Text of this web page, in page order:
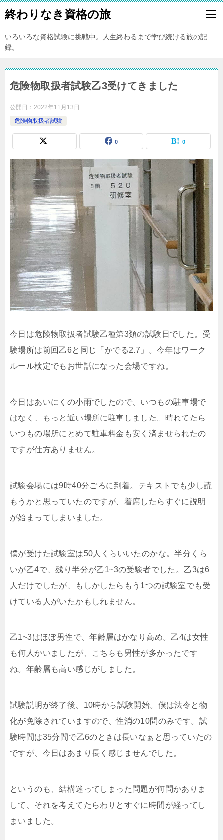
終わりなき資格の旅
いろいろな資格試験に挑戦中。人生終わるまで学び続ける旅の記
録。
危険物取扱者試験乙3受けてきました
公開日： 2022年11月13日
危険物取扱者試験
0 0
今日は危険物取扱者試験乙種第3類の試験日でした。受
験場所は前回乙6と同じ「かでる2.7」。今年はワーク
ルール検定でもお世話になった会場ですね。
今日はあいにくの小雨でしたので、いつもの駐車場で
はなく、もっと近い場所に駐車しました。晴れてたら
いつもの場所にとめて駐車料金も安く済ませられたの
ですが仕方ありません。
試験会場には9時40分ごろに到着。テキストでも少し読
もうかと思っていたのですが、着席したらすぐに説明
が始まってしまいました。
僕が受けた試験室は50人くらいいたのかな。半分くら
いが乙4で、残り半分が乙1~3の受験者でした。乙3は6
人だけでしたが、もしかしたらもう1つの試験室でも受
けている人がいたかもしれません。
乙1~3はほぼ男性で、年齢層はかなり高め。乙4は女性
も何人かいましたが、こちらも男性が多かったです
ね。年齢層も高い感じがしました。
試験説明が終了後、10時から試験開始。僕は法令と物
化が免除されていますので、性消の10問のみです。試
験時間は35分間で乙6のときは長いなぁと思っていたの
ですが、今日はあまり長く感じませんでした。
というのも、結構迷ってしまった問題が何問かありま
して、それを考えてたらわりとすぐに時間が経ってし
まいました。